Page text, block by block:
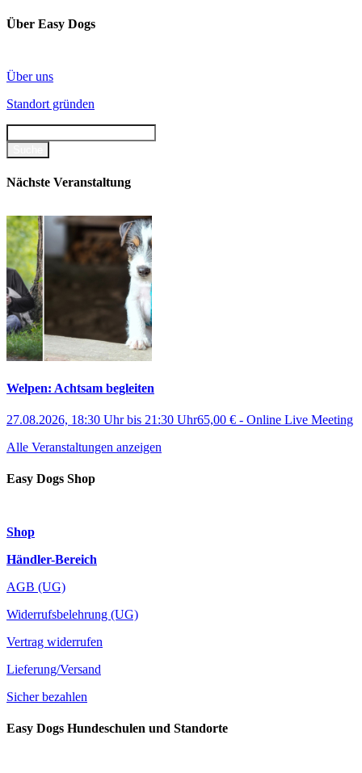
Über Easy Dogs
Über uns
Standort gründen
Nächste Veranstaltung
Welpen: Achtsam begleiten
27.08.2026, 18:30 Uhrbis 21:30 Uhr65,00 € - Online Live Meeting
Alle Veranstaltungen anzeigen
Easy Dogs Shop
Shop
Händler-Bereich
AGB (UG)
Widerrufsbelehrung (UG)
Vertrag widerrufen
Lieferung/Versand
Sicher bezahlen
Easy Dogs Hundeschulen und Standorte